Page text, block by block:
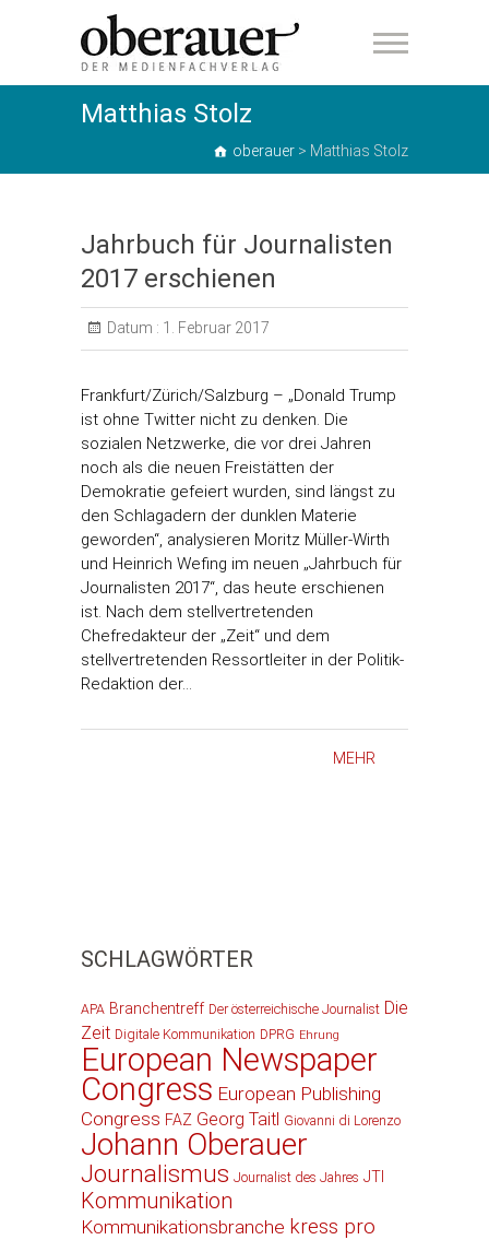
oberauer
Matthias Stolz
oberauer > Matthias Stolz
Jahrbuch für Journalisten
2017 erschienen
Datum : 1. Februar 2017
Frankfurt/Zürich/Salzburg – „Donald Trump
ist ohne Twitter nicht zu denken. Die
sozialen Netzwerke, die vor drei Jahren
noch als die neuen Freistätten der
Demokratie gefeiert wurden, sind längst zu
den Schlagadern der dunklen Materie
geworden“, analysieren Moritz Müller-Wirth
und Heinrich Wefing im neuen „Jahrbuch für
Journalisten 2017“, das heute erschienen
ist. Nach dem stellvertretenden
Chefredakteur der „Zeit“ und dem
stellvertretenden Ressortleiter in der Politik-
Redaktion der…
MEHR
SCHLAGWÖRTER
APA Branchentreff Der österreichische Journalist Die
Zeit Digitale Kommunikation DPRG Ehrung
European Newspaper
Congress European Publishing
Congress FAZ Georg Taitl Giovanni di Lorenzo
Johann Oberauer
Journalismus Journalist des Jahres JTI
Kommunikation
Kommunikationsbranche kress pro